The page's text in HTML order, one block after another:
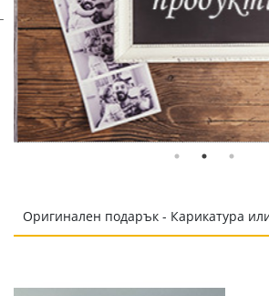
Оригинален подарък - Карикатура